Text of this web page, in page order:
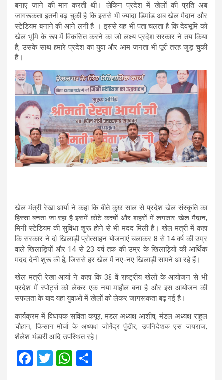
बनाए जाने की मांग करती थी। लेकिन प्रदेश में खेलों की प्रति अब
जागरूकता इतनी बढ़ चुकी है कि इससे भी ज्यादा डिमांड अब खेल मैदान और
स्टेडियम बनाने की आने लगी है । इससे यह भी पता चलता है कि देवभूमि को
खेल भूमि के रूप में विकसित करने का जो लक्ष्य प्रदेश सरकार ने तय किया
है, उसके साथ हमारे प्रदेश का युवा और आम जनता भी पूरी तरह जुड़ चुकी
है।
खेल मंत्री रेखा आर्या ने कहा कि बीते कुछ साल से प्रदेश खेल संस्कृति का
हिस्सा बनता जा रहा है इसमें छोटे कस्बों और शहरों में लगातार खेल मैदान,
मिनी स्टेडियम की सुविधा शुरू होने से भी मदद मिली है। खेल मंत्री में कहा
कि सरकार ने दो खिलाड़ी प्रोत्साहन योजनाएं चलाकर 8 से 14 वर्ष की उम्र
वाले खिलाड़ियों और 14 से 23 वर्ष तक की उम्र के खिलाड़ियों की आर्थिक
मदद देनी शुरू की है, जिससे हर खेल में नए-नए खिलाड़ी सामने आ रहे हैं।
खेल मंत्री रेखा आर्या ने कहा कि 38 वें राष्ट्रीय खेलों के आयोजन से भी
प्रदेश में स्पोर्ट्स को लेकर एक नया माहौल बना है और इस आयोजन की
सफलता के बाद यहां युवाओं में खेलों को लेकर जागरूकता बढ़ गई है।
कार्यक्रम में विधायक सविता कपूर, मंडल अध्यक्ष आशीष, मंडल अध्यक्ष राहुल
चौहान, किसान मोर्चा के अध्यक्ष जोगेंद्र पुंडीर, उपनिदेशक एस जयराज,
शैलेश भंडारी आदि उपस्थित रहे।
F
T
W